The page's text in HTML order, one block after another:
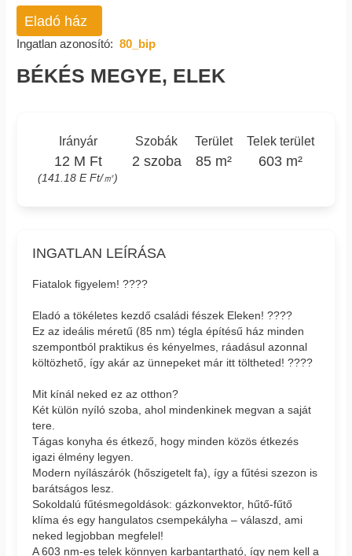
Eladó ház
Ingatlan azonosító: 80_bip
BÉKÉS MEGYE, ELEK
Irányár
12 M Ft
(141.18 E Ft/㎡)
Szobák
2 szoba
Terület
85 m²
Telek terület
603 m²
INGATLAN LEÍRÁSA
Fiatalok figyelem! ????
Eladó a tökéletes kezdő családi fészek Eleken! ????
Ez az ideális méretű (85 nm) tégla építésű ház minden
szempontból praktikus és kényelmes, ráadásul azonnal
költözhető, így akár az ünnepeket már itt töltheted! ????
Mit kínál neked ez az otthon?
Két külön nyíló szoba, ahol mindenkinek megvan a saját
tere.
Tágas konyha és étkező, hogy minden közös étkezés
igazi élmény legyen.
Modern nyílászárók (hőszigetelt fa), így a fűtési szezon is
barátságos lesz.
Sokoldalú fűtésmegoldások: gázkonvektor, hűtő-fűtő
klíma és egy hangulatos csempekályha – válaszd, ami
neked legjobban megfelel!
A 603 nm-es telek könnyen karbantartható, így nem kell a